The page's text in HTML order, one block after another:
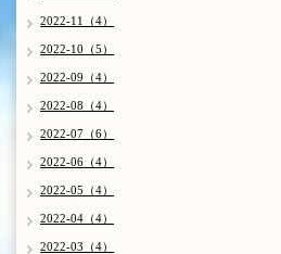
2022-11（4）
2022-10（5）
2022-09（4）
2022-08（4）
2022-07（6）
2022-06（4）
2022-05（4）
2022-04（4）
2022-03（4）